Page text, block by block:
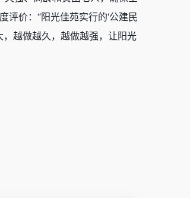
价：“阳光佳苑实行的‘公建民
越做越久，越做越强，让阳光